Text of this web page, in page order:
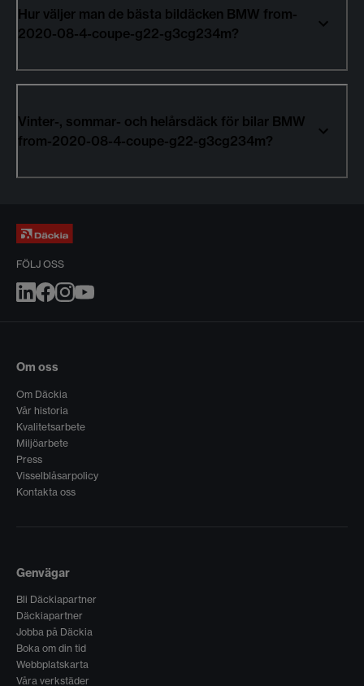
Hur väljer man de bästa bildäcken BMW from-
2020-08-4-coupe-g22-g3cg234m?
Vinter-, sommar- och helårsdäck för bilar BMW
from-2020-08-4-coupe-g22-g3cg234m?
FÖLJ OSS
Om oss
Om Däckia
Vår historia
Kvalitetsarbete
Miljöarbete
Press
Visselblåsarpolicy
Kontakta oss
Genvägar
Bli Däckiapartner
Däckiapartner
Jobba på Däckia
Boka om din tid
Webbplatskarta
Våra verkstäder